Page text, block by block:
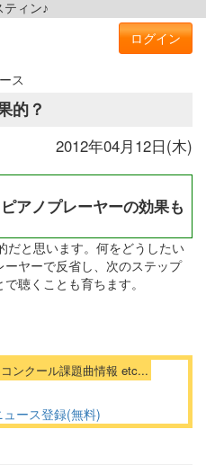
ティン♪
ログイン
ス
的？
2012年04月12日(木)
アノプレーヤーの効果も
だと思います。何をどうしたい
ヤーで反省し、次のステップ
聴くことも育ちます。
ンクール課題曲情報 etc...
ース登録(無料)